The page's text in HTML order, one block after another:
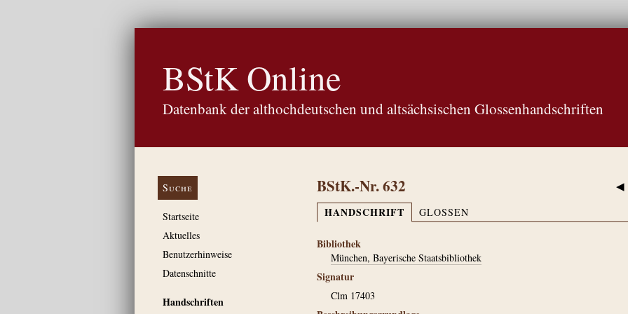
BStK Online
Datenbank der althochdeutschen und altsächsischen Glossenhandschriften
Suche
Startseite
Aktuelles
Benutzerhinweise
Datenschnitte
Handschriften
◀
BStK.-Nr. 632
HANDSCHRIFT GLOSSEN
Bibliothek
München, Bayerische Staatsbibliothek
Signatur
Clm 17403